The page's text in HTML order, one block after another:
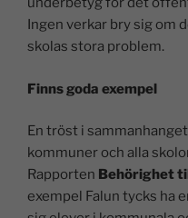
Ingen verkar bry sig om
skolas stora problem.
Finns goda exempel
En tröst i
kommuner och alla
Rapporten Behörighet
exempel Falun tycks ha